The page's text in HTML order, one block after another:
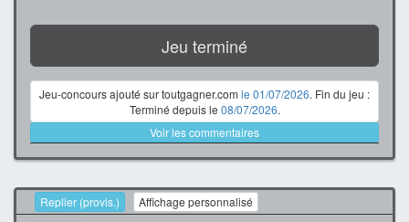
Jeu terminé
Jeu-concours ajouté sur toutgagner.com le 01/07/2026. Fin du jeu :
Terminé depuis le 08/07/2026.
Voir les commentaires
Replier (provis.) Affichage personnalisé